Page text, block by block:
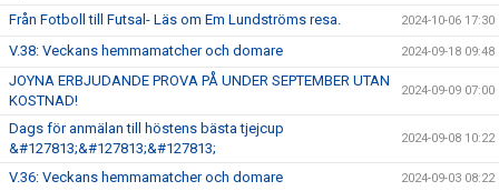
Från Fotboll till Futsal- Läs om Em Lundströms resa. 2024-10-06 17:30
V.38: Veckans hemmamatcher och domare 2024-09-18 09:48
JOYNA ERBJUDANDE PROVA PÅ UNDER SEPTEMBER UTAN
KOSTNAD!
2024-09-09 07:00
Dags för anmälan till höstens bästa tjejcup
&#127813;&#127813;&#127813;
2024-09-08 10:22
V.36: Veckans hemmamatcher och domare 2024-09-03 08:22